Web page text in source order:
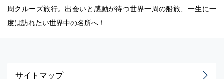
周クルーズ旅行。出会いと感動が待つ世界一周の船旅、一生に一
度は訪れたい世界中の名所へ！
サイトマップ